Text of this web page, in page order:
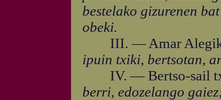
bestelako gizurenen
obeki.
III. — Amar
ipuin txiki, bertsotan,
IV. — Bertso-sail
berri, edozelango